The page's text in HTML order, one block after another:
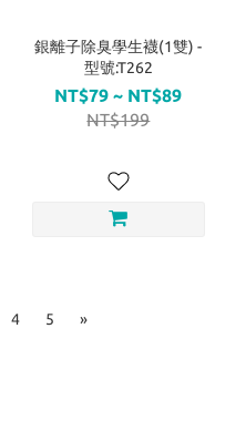
銀離子除臭學生襪(1雙) -
型號:T262
NT$79 ~ NT$89
NT$199
4 5 »